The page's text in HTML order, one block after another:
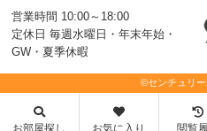
営業時間 10:00～18:00
定休日 毎週水曜日・年末年始・
GW・夏季休暇
©センチュリ
お部屋探し お気に入り 閲覧